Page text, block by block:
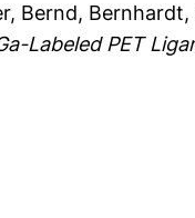
Bernd, Bernhardt,
Labeled PET